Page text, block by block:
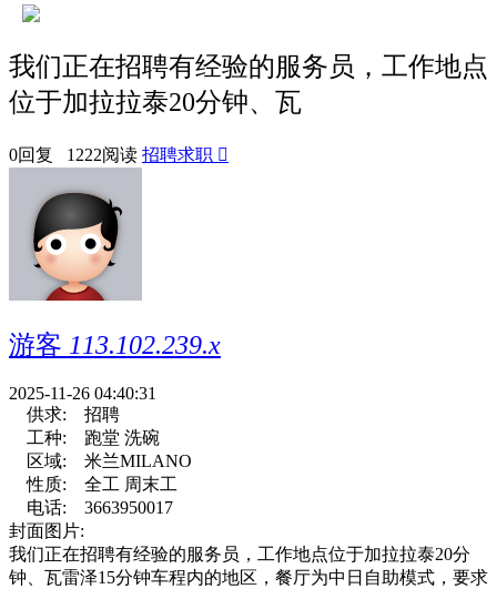
我们正在招聘有经验的服务员，工作地点
位于加拉拉泰20分钟、瓦
0回复 1222阅读 招聘求职 
游客 113.102.239.x
2025-11-26 04:40:31
供求:
招聘
工种:
跑堂 洗碗
区域:
米兰MILANO
性质:
全工 周末工
电话:
3663950017
封面图片:
我们正在招聘有经验的服务员，工作地点位于加拉拉泰20分
钟、瓦雷泽15分钟车程内的地区，餐厅为中日自助模式，要求